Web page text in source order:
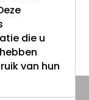
die u
van hun